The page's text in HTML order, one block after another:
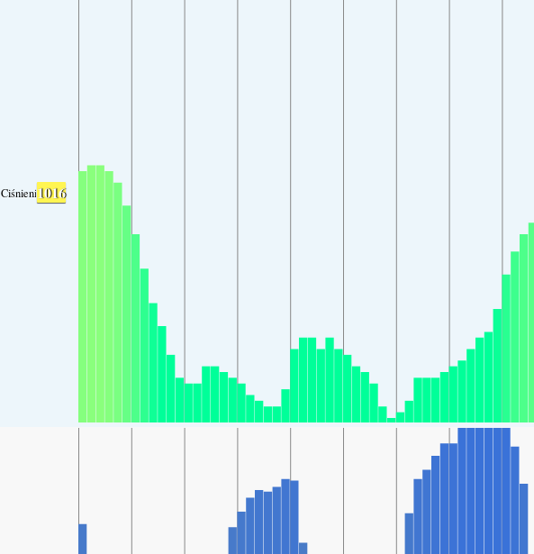
Ciśnienie1016